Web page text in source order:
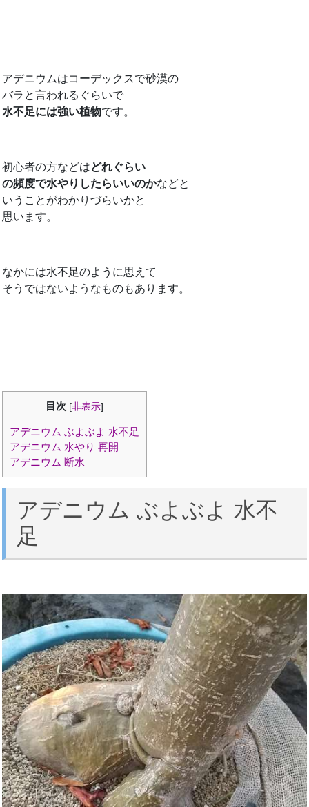
アデニウムはコーデックスで砂漠の
バラと言われるぐらいで
水不足には強い植物です。
初心者の方などはどれぐらい
の頻度で水やりしたらいいのかなどと
いうことがわかりづらいかと
思います。
なかには水不足のように思えて
そうではないようなものもあります。
目次 [非表示]
アデニウム ぶよぶよ 水不足
アデニウム 水やり 再開
アデニウム 断水
アデニウム ぶよぶよ 水不
足